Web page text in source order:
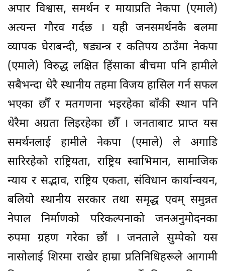
अपार विश्वास, समर्थन र मायाप्रति नेकपा (एमाले)
अत्यन्त गौरव गर्दछ । यही जनसमर्थनकै बलमा
व्यापक घेराबन्दी, षड्यन्त्र र कतिपय ठाउँमा नेकपा
(एमाले) विरुद्ध लक्षित हिंसाका बीचमा पनि हामीले
सबैभन्दा धेरै स्थानीय तहमा विजय हासिल गर्न सफल
भएका छौँ र मतगणना भइरहेका बाँकी स्थान पनि
धेरैमा अग्रता लिइरहेका छौँ । जनताबाट प्राप्त यस
समर्थनलाई हामीले नेकपा (एमाले) ले अगाडि
सारिरहेको राष्ट्रियता, राष्ट्रिय स्वाभिमान, सामाजिक
न्याय र सद्भाव, राष्ट्रिय एकता, संविधान कार्यान्वयन,
बलियो स्थानीय सरकार तथा समृद्ध एवम् समुन्नत
नेपाल निर्माणको परिकल्पनाको जनअनुमोदनका
रुपमा ग्रहण गरेका छौं । जनताले सुम्पेको यस
नासोलाई शिरमा राखेर हाम्रा प्रतिनिधिहरूले आगामी